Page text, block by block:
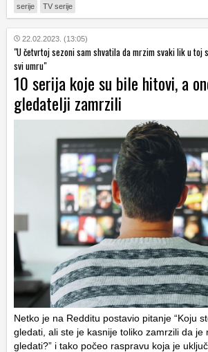
serije TV serije
22.02.2023. (13:05)
"U četvrtoj sezoni sam shvatila da mrzim svaki lik u toj
svi umru"
10 serija koje su bile hitovi, a
gledatelji zamrzili
Netko je na Redditu postavio pitanje “Koju
gledati, ali ste je kasnije toliko zamrzili da je
gledati?” i tako počeo raspravu koja je